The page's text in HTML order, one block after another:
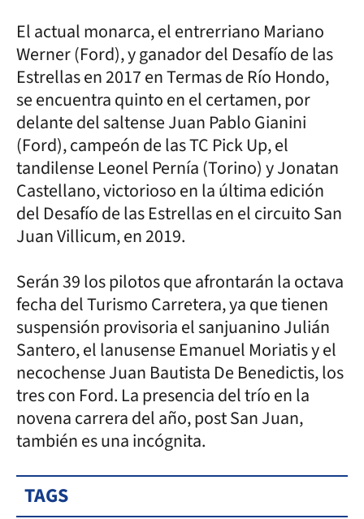
El actual monarca, el entrerriano Mariano
Werner (Ford), y ganador del Desafío de las
Estrellas en 2017 en Termas de Río Hondo,
se encuentra quinto en el certamen, por
delante del saltense Juan Pablo Gianini
(Ford), campeón de las TC Pick Up, el
tandilense Leonel Pernía (Torino) y Jonatan
Castellano, victorioso en la última edición
del Desafío de las Estrellas en el circuito San
Juan Villicum, en 2019.
Serán 39 los pilotos que afrontarán la octava
fecha del Turismo Carretera, ya que tienen
suspensión provisoria el sanjuanino Julián
Santero, el lanusense Emanuel Moriatis y el
necochense Juan Bautista De Benedictis, los
tres con Ford. La presencia del trío en la
novena carrera del año, post San Juan,
también es una incógnita.
TAGS